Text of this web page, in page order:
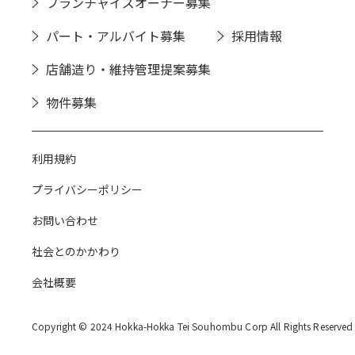
パート・アルバイト募集
採用情報
店舗造り・維持管理提案募集
物件募集
利用規約
プライバシーポリシー
お問い合わせ
社会とのかかわり
会社概要
Copyright © 2024 Hokka-Hokka Tei Souhombu Corp All Rights Reserved